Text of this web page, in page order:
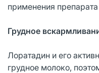
применения
Грудное
Лоратадин и его
грудное молоко,